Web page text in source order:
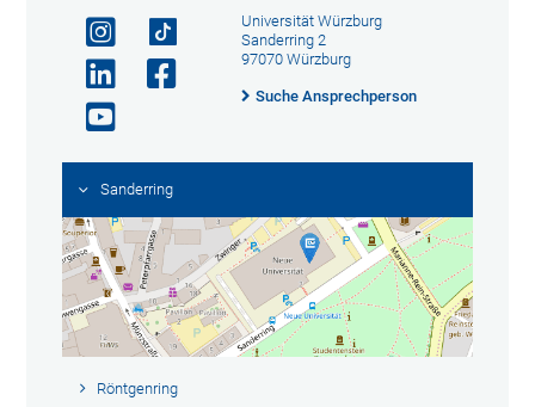
Universität Würzburg
Sanderring 2
97070 Würzburg
Suche Ansprechperson
Sanderring
Röntgenring